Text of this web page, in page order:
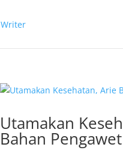
Utamakan
Bahan Pengawet